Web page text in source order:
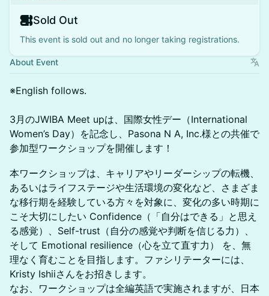
Sold Out
This event is sold out and no longer taking registrations.
About Event
※English follows.
3月のJWIBA Meet upは、国際女性デー（International
Women’s Day）を記念し、Pasona N A, Inc.様との共催で
参加型ワークショップを開催します！
本ワークショップは、キャリアやリーダーシップの転機、
あるいはライフステージや生活環境の変化など、さまざま
な移行期を経験している方々を対象に、変化の多い時期に
こそ大切にしたい Confidence（「自分はできる」と思え
る感覚）、Self-trust（自分の感覚や判断を信じる力）、
そして Emotional resilience（心を立て直す力） を、無
理なく育むことを目指します。ファシリテーターには、
Kristy Ishiiさんをお招きします。
なお、ワークショップは全編英語で実施されますが、日本